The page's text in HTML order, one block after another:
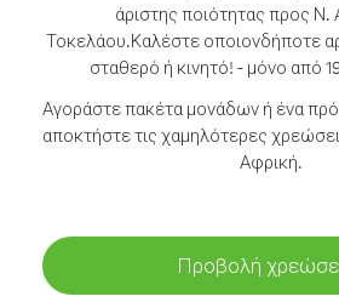
άριστης ποιότητας προς Ν.
Τοκελάου.Καλέστε οποιονδήποτε
σταθερό ή κινητό! - μόνο από
Αγοράστε πακέτα μονάδων ή ένα
αποκτήστε τις χαμηλότερες
Αφρική.
Προβολή